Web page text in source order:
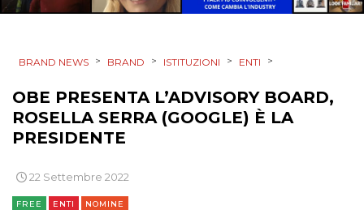
RICERCHE
PREVISIONI/SCENARI
NORMATIVE
TREND
BRAND NEWS > BRAND > ISTITUZIONI > ENTI >
OBE PRESENTA L’ADVISORY BOARD,
ROSELLA SERRA (GOOGLE) È LA
PRESIDENTE
22 Settembre 2022
FREE ENTI NOMINE